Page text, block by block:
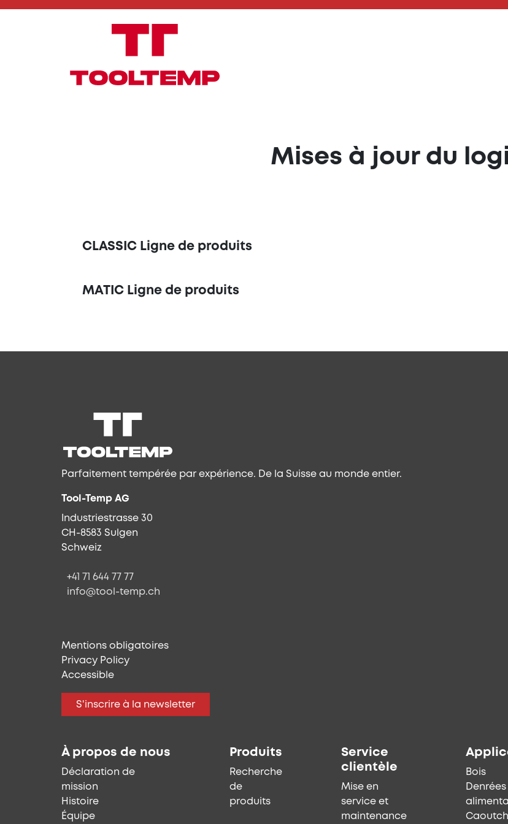
Mises à jour du
CLASSIC Ligne de produits
MATIC Ligne de produits
Parfaitement tempérée par expérience. De la Suisse au monde entier.
Tool-Temp AG
Industriestrasse 30
CH-8583 Sulgen
Schweiz
+41 71 644 77 77
info@tool-temp.ch
Mentions obligatoires
Privacy Policy
Accessible
S'inscrire à la newsletter
À propos de nous
Déclaration de
mission
Histoire
Équipe
Produits
Recherche
de
produits
Service
clientèle
Mise en
service et
maintenance
Bois
Denrées